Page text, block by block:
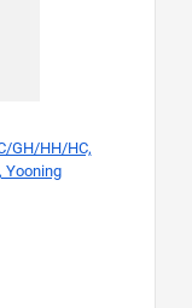
GH/HH/HC,
Yooning